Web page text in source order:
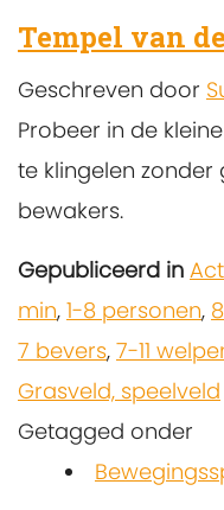
Tempel van
Geschreven door
Probeer in de
te klingelen
bewakers.
Gepubliceerd in
min, 1-8 personen,
7 bevers, 7-11
Grasveld, speelveld
Getagged onder